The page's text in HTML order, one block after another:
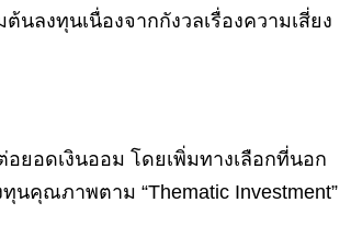
ลงทุนเนื่องจากกังวลเรื่องความเสี่ยง
ยอดเงินออม โดยเพิ่มทางเลือกที่นอก
คุณภาพตาม “Thematic Investment”